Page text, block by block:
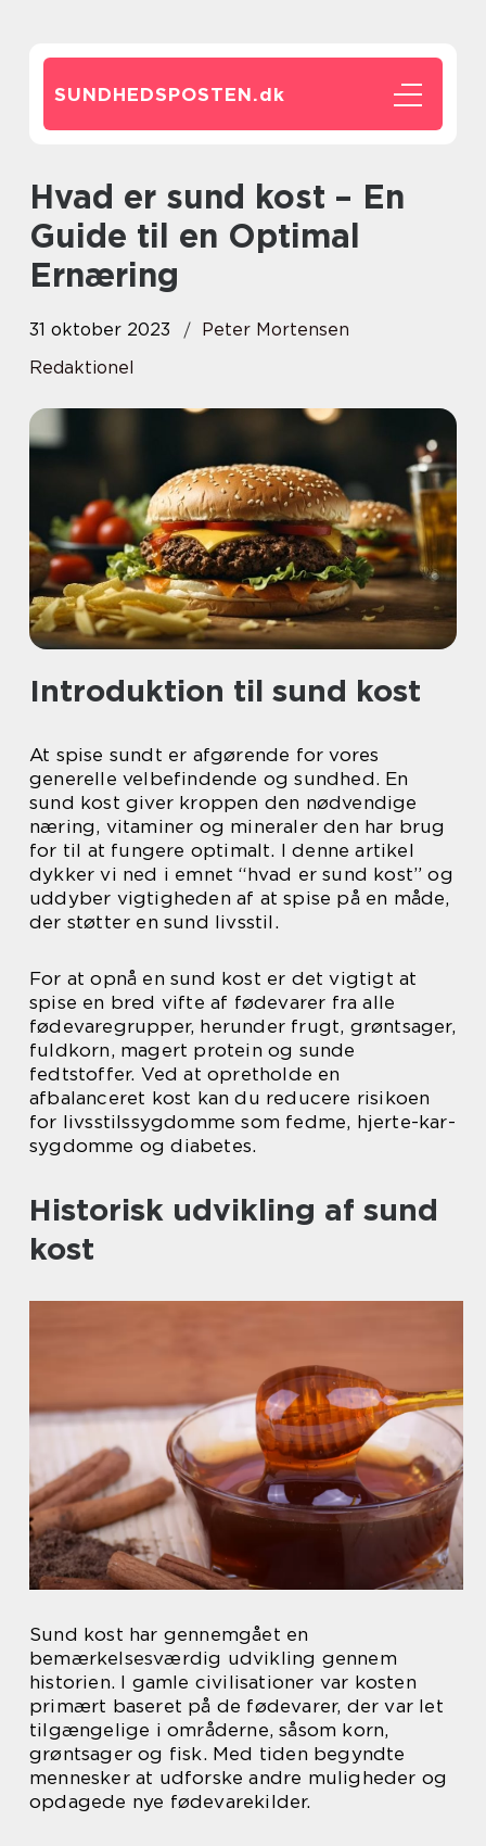
SUNDHEDSPOSTEN.dk
Hvad er sund kost – En
Guide til en Optimal
Ernæring
31 oktober 2023
Peter Mortensen
Redaktionel
Introduktion til sund kost
At spise sundt er afgørende for vores
generelle velbefindende og sundhed. En
sund kost giver kroppen den nødvendige
næring, vitaminer og mineraler den har brug
for til at fungere optimalt. I denne artikel
dykker vi ned i emnet “hvad er sund kost” og
uddyber vigtigheden af at spise på en måde,
der støtter en sund livsstil.
For at opnå en sund kost er det vigtigt at
spise en bred vifte af fødevarer fra alle
fødevaregrupper, herunder frugt, grøntsager,
fuldkorn, magert protein og sunde
fedtstoffer. Ved at opretholde en
afbalanceret kost kan du reducere risikoen
for livsstilssygdomme som fedme, hjerte-kar-
sygdomme og diabetes.
Historisk udvikling af sund
kost
Sund kost har gennemgået en
bemærkelsesværdig udvikling gennem
historien. I gamle civilisationer var kosten
primært baseret på de fødevarer, der var let
tilgængelige i områderne, såsom korn,
grøntsager og fisk. Med tiden begyndte
mennesker at udforske andre muligheder og
opdagede nye fødevarekilder.